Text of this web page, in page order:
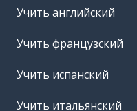
Учить английский
Учить французский
Учить испанский
Учить итальянский